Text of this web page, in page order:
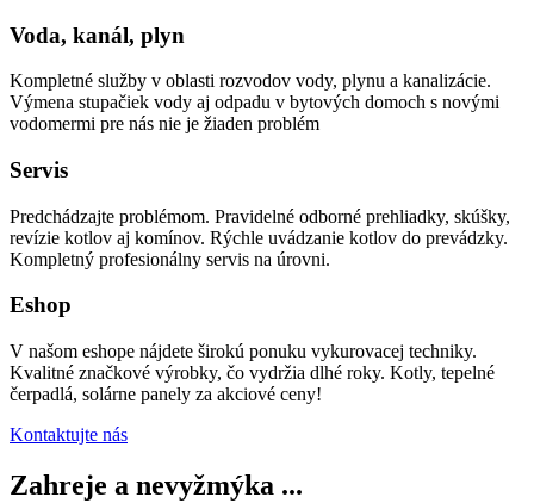
Voda, kanál, plyn
Kompletné služby v oblasti rozvodov vody, plynu a kanalizácie.
Výmena stupačiek vody aj odpadu v bytových domoch s novými
vodomermi pre nás nie je žiaden problém
Servis
Predchádzajte problémom. Pravidelné odborné prehliadky, skúšky,
revízie kotlov aj komínov. Rýchle uvádzanie kotlov do prevádzky.
Kompletný profesionálny servis na úrovni.
Eshop
V našom eshope nájdete širokú ponuku vykurovacej techniky.
Kvalitné značkové výrobky, čo vydržia dlhé roky. Kotly, tepelné
čerpadlá, solárne panely za akciové ceny!
Kontaktujte nás
Zahreje a nevyžmýka ...